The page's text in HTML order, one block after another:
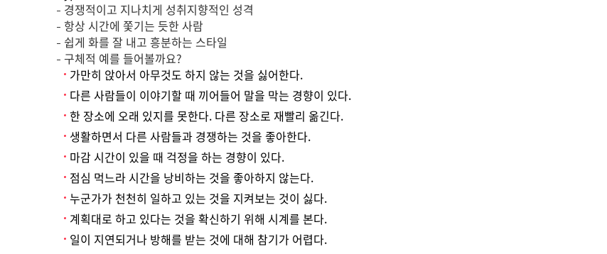
경쟁적이고 지나치게 성취지향적인 성격
항상 시간에 쫓기는 듯한 사람
쉽게 화를 잘 내고 흥분하는 스타일
구체적 예를 들어볼까요?
가만히 앉아서 아무것도 하지 않는 것을 싫어한다.
다른 사람들이 이야기할 때 끼어들어 말을 막는 경향이 있다.
한 장소에 오래 있지를 못한다. 다른 장소로 재빨리 옮긴다.
생활하면서 다른 사람들과 경쟁하는 것을 좋아한다.
마감 시간이 있을 때 걱정을 하는 경향이 있다.
점심 먹느라 시간을 낭비하는 것을 좋아하지 않는다.
누군가가 천천히 일하고 있는 것을 지켜보는 것이 싫다.
계획대로 하고 있다는 것을 확신하기 위해 시계를 본다.
일이 지연되거나 방해를 받는 것에 대해 참기가 어렵다.